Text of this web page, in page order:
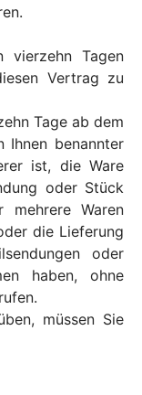
vierzehn Tagen
Vertrag zu
Tage ab dem
Ihnen benannter
ist, die Ware
oder Stück
mehrere Waren
die Lieferung
oder
haben, ohne
müssen Sie